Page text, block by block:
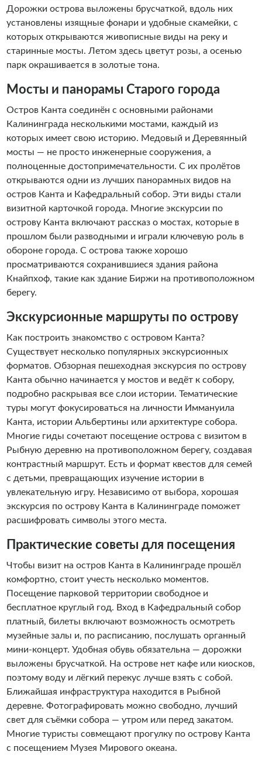
Дорожки острова выложены брусчаткой, вдоль них
установлены изящные фонари и удобные скамейки, с
которых открываются живописные виды на реку и
старинные мосты. Летом здесь цветут розы, а осенью
парк окрашивается в золотые тона.
Мосты и панорамы Старого города
Остров Канта соединён с основными районами
Калининграда несколькими мостами, каждый из
которых имеет свою историю. Медовый и Деревянный
мосты — не просто инженерные сооружения, а
полноценные достопримечательности. С их пролётов
открываются одни из лучших панорамных видов на
остров Канта и Кафедральный собор. Эти виды стали
визитной карточкой города. Многие экскурсии по
острову Канта включают рассказ о мостах, которые в
прошлом были разводными и играли ключевую роль в
обороне города. С острова также хорошо
просматриваются сохранившиеся здания района
Кнайпхоф, такие как здание Биржи на противоположном
берегу.
Экскурсионные маршруты по острову
Как построить знакомство с островом Канта?
Существует несколько популярных экскурсионных
форматов. Обзорная пешеходная экскурсия по острову
Канта обычно начинается у мостов и ведёт к собору,
подробно раскрывая все слои истории. Тематические
туры могут фокусироваться на личности Иммануила
Канта, истории Альбертины или архитектуре собора.
Многие гиды сочетают посещение острова с визитом в
Рыбную деревню на противоположном берегу, создавая
контрастный маршрут. Есть и формат квестов для семей
с детьми, превращающих изучение истории в
увлекательную игру. Независимо от выбора, хорошая
экскурсия по острову Канта в Калининграде поможет
расшифровать символы этого места.
Практические советы для посещения
Чтобы визит на остров Канта в Калининграде прошёл
комфортно, стоит учесть несколько моментов.
Посещение парковой территории свободное и
бесплатное круглый год. Вход в Кафедральный собор
платный, билеты включают возможность осмотреть
музейные залы и, по расписанию, послушать органный
мини-концерт. Удобная обувь обязательна — дорожки
выложены брусчаткой. На острове нет кафе или киосков,
поэтому воду и лёгкий перекус лучше взять с собой.
Ближайшая инфраструктура находится в Рыбной
деревне. Фотографировать можно свободно, лучший
свет для съёмки собора — утром или перед закатом.
Многие туристы совмещают прогулку по острову Канта
с посещением Музея Мирового океана.